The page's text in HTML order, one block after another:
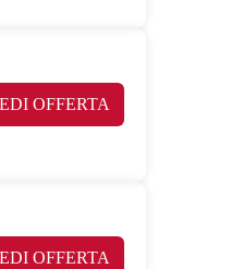
OFFERTA
OFFERTA